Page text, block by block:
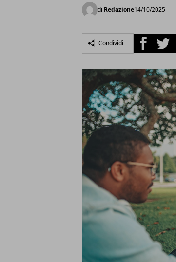
di Redazione14/10/2025
Condividi Facebook